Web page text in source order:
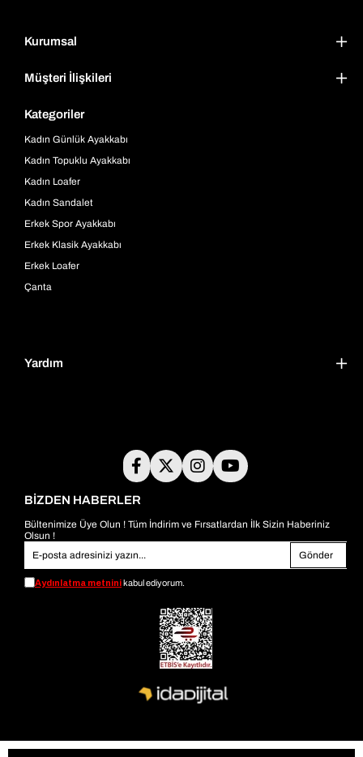
Kurumsal
Müşteri İlişkileri
Kategoriler
Kadın Günlük Ayakkabı
Kadın Topuklu Ayakkabı
Kadın Loafer
Kadın Sandalet
Erkek Spor Ayakkabı
Erkek Klasik Ayakkabı
Erkek Loafer
Çanta
Yardım
BİZDEN HABERLER
Bültenimize Üye Olun ! Tüm İndirim ve Fırsatlardan İlk Sizin Haberiniz
Olsun !
Gönder
Aydınlatma metninikabul ediyorum.